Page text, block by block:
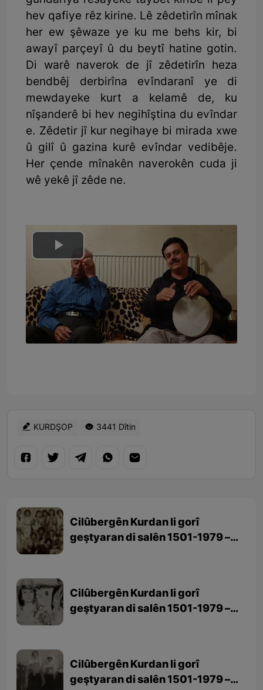
hev qafiye rêz kirine. Lê zêdetirîn mînak
her ew şêwaze ye ku me behs kir, bi
awayî parçeyî û du beytî hatine gotin.
Di warê naverok de jî zêdetirîn heza
bendbêj derbirîna evîndaranî ye di
mewdayeke kurt a kelamê de, ku
nîşanderê bi hev negihîştina du evîndar
e. Zêdetir jî kur negihaye bi mirada xwe
û gilî û gazina kurê evîndar vedibêje.
Her çende mînakên naverokên cuda ji
wê yekê jî zêde ne.
Play
Video
KURDŞOP 3441 Dîtin
Cilûbergên Kurdan li gorî
geştyaran di salên 1501-1979 –
Cilûbergên Kurdan li gorî
geştyaran di salên 1501-1979 –
Cilûbergên Kurdan li gorî
geştyaran di salên 1501-1979 –